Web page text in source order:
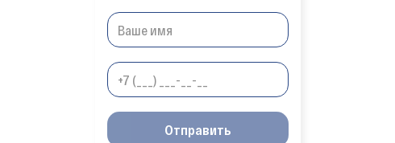
Отправить